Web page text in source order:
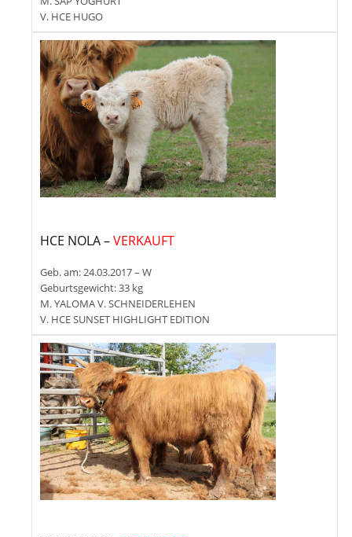
V. HCE HUGO
HCE NOLA –VERKAUFT
Geb. am: 24.03.2017 – W
Geburtsgewicht: 33 kg
M. YALOMA V. SCHNEIDERLEHEN
V. HCE SUNSET HIGHLIGHT EDITION